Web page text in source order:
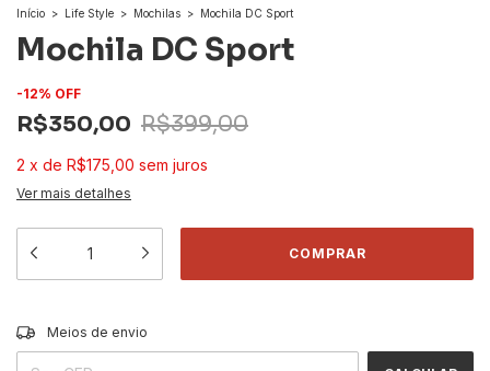
Início > Life Style > Mochilas > Mochila DC Sport
Mochila DC Sport
-12% OFF
R$350,00 R$399,00
2 x de R$175,00 sem juros
Ver mais detalhes
Entregas para o CEP:
Meios de envio